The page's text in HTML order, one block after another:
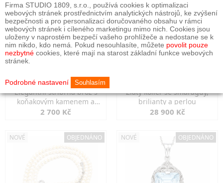
Elegantní stříbrná brož s
koňakovým kamenem a
markazity
2 700 Kč
Zlatý kolier se smaragdy,
brilianty a perlou
28 900 Kč
NOVÉ OBJEDNÁNO NOVÉ OBJEDNÁNO
Firma STUDIO 1809, s.r.o., používá cookies k optimalizaci
webových stránek prostřednictvím analytických nástrojů, ke zvýšení
bezpečnosti a pro personalizaci doručovaného obsahu v rámci
webových stránek i cíleného marketingu mimo nich. Cookies jsou
uloženy v naprostém bezpečí vašeho prohlížeče a nedostane se k
nim nikdo, kdo nemá. Pokud nesouhlasíte, můžete povolit pouze
nezbytné cookies, které mají na starost základní funkce webových
stránek.
Podrobné nastavení Souhlasím